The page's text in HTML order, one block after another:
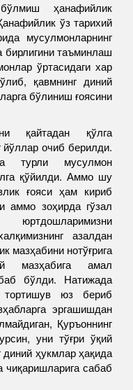
ҳанафийлик
ўз тарихий
мусулмонларнинг
бирлигини таъминлаш
ўртасидаги хар
қавмнинг диний
бўлиниш ғоясини
қайтадан қўлга
йўллар очиб берилди.
турли мусулмон
қўйилди. Аммо шу
ғояси ҳам кириб
аммо зоҳирда гўзал
азалдан
мазҳабини нотўғрига
мазҳабига амал
бўлди. Натижада
тортишув юз бериб
эргашишдан
Қуръоннинг
уни тўғри ўқий
ҳукмлар ҳақида
чиқаришларига сабаб